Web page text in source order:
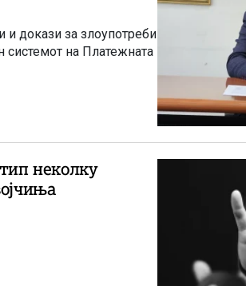
и докази за злоупотреби
на Платежната
неколку